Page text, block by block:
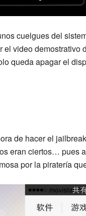
cuelgues del
video demostrativo
queda apagar el
de hacer el
eran ciertos… pues
por la piratería